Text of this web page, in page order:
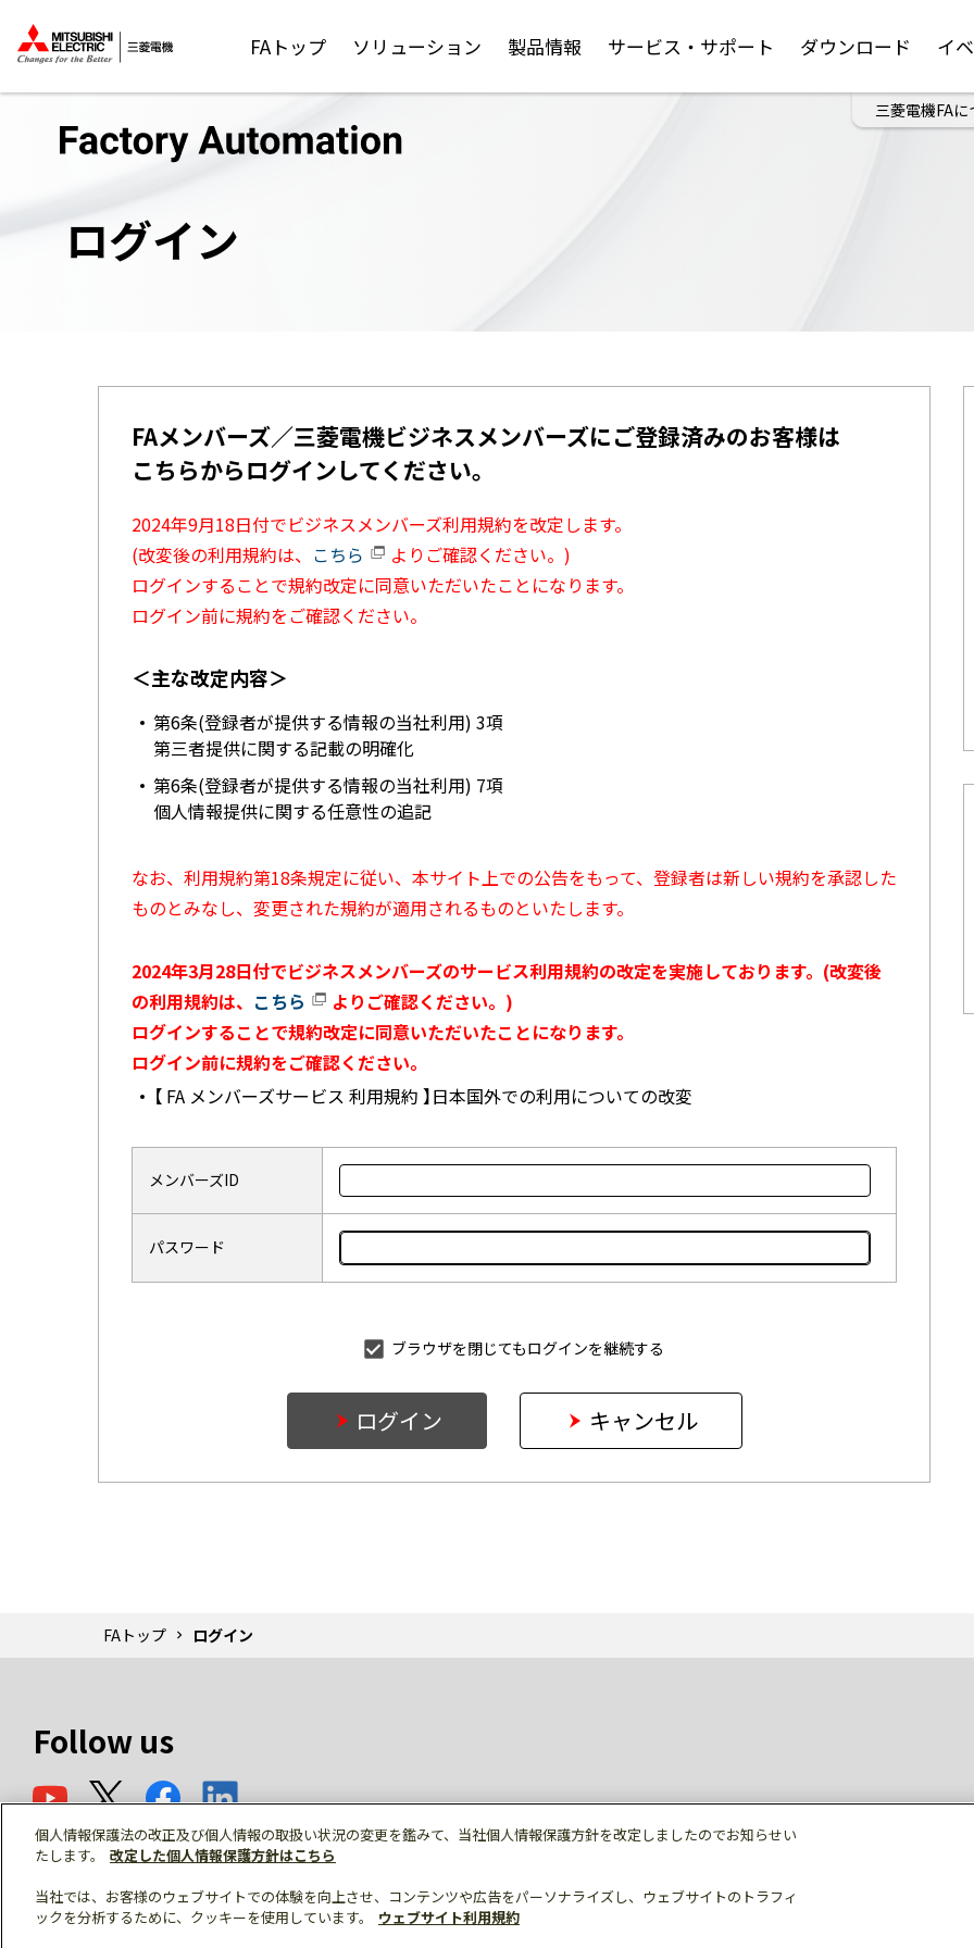
FAトップ ソリューション 製品情報 サービス・サポート ダウンロード イ
三菱電機FAに
ログイン
FAメンバーズ／三菱電機ビジネスメンバーズにご登録済みのお客様は
こちらからログインしてください。
2024年9月18日付でビジネスメンバーズ利用規約を改定します。
(改変後の利用規約は、 こちら
よりご確認ください。)
ログインすることで規約改定に同意いただいたことになります。
ログイン前に規約をご確認ください。
＜主な改定内容＞
第6条(登録者が提供する情報の当社利用) 3項
第三者提供に関する記載の明確化
第6条(登録者が提供する情報の当社利用) 7項
個人情報提供に関する任意性の追記
なお、利用規約第18条規定に従い、本サイト上での公告をもって、登録者は新しい規約を承認した
ものとみなし、変更された規約が適用されるものといたします。
2024年3月28日付でビジネスメンバーズのサービス利用規約の改定を実施しております。(改変後
の利用規約は、 こちら
よりご確認ください。)
ログインすることで規約改定に同意いただいたことになります。
ログイン前に規約をご確認ください。
【 FA メンバーズサービス 利用規約 】日本国外での利用についての改変
メンバーズID
パスワード
ブラウザを閉じてもログインを継続する
ログイン キャンセル
FAトップ ログイン
Follow us
© Mitsubishi Electric Corporation
個人情報保護法の改正及び個人情報の取扱い状況の変更を鑑みて、当社個人情報保護方針を改定しましたのでお知らせい
たします。
改定した個人情報保護方針はこちら
当社では、お客様のウェブサイトでの体験を向上させ、コンテンツや広告をパーソナライズし、ウェブサイトのトラフィ
ックを分析するために、クッキーを使用しています。
ウェブサイト利用規約